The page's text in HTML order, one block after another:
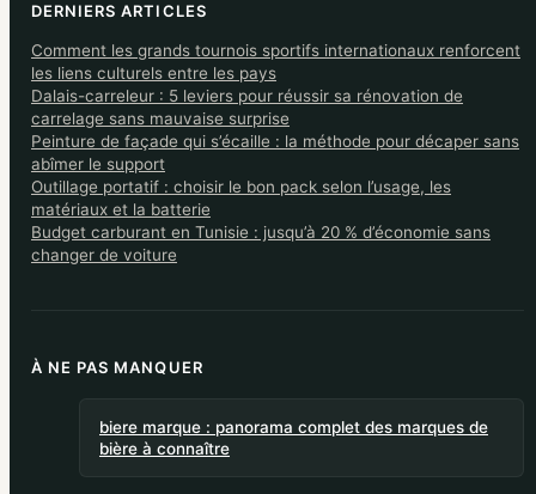
DERNIERS ARTICLES
Comment les grands tournois sportifs internationaux renforcent
les liens culturels entre les pays
Dalais-carreleur : 5 leviers pour réussir sa rénovation de
carrelage sans mauvaise surprise
Peinture de façade qui s’écaille : la méthode pour décaper sans
abîmer le support
Outillage portatif : choisir le bon pack selon l’usage, les
matériaux et la batterie
Budget carburant en Tunisie : jusqu’à 20 % d’économie sans
changer de voiture
À NE PAS MANQUER
biere marque : panorama complet des marques de
bière à connaître